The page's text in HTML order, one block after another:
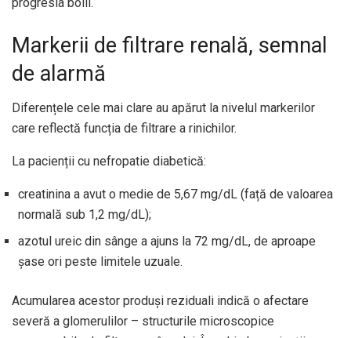
Markerii de filtrare renală, semnal
de alarmă
Diferențele cele mai clare au apărut la nivelul markerilor
care reflectă funcția de filtrare a rinichilor.
La pacienții cu nefropatie diabetică:
creatinina a avut o medie de 5,67 mg/dL (față de valoarea
normală sub 1,2 mg/dL);
azotul ureic din sânge a ajuns la 72 mg/dL, de aproape
șase ori peste limitele uzuale.
Acumularea acestor produși reziduali indică o afectare
severă a glomerulilor – structurile microscopice